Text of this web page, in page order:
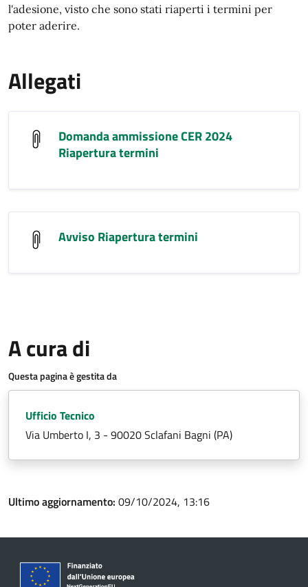
l'adesione, visto che sono stati riaperti i termini per
poter aderire.
Allegati
Domanda ammissione CER 2024
Riapertura termini
Avviso Riapertura termini
A cura di
Questa pagina è gestita da
Ufficio Tecnico
Via Umberto I, 3 - 90020 Sclafani Bagni (PA)
Ultimo aggiornamento: 09/10/2024, 13:16